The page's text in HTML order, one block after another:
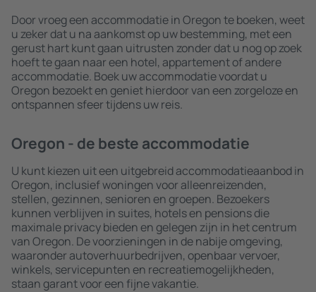
Door vroeg een accommodatie in Oregon te boeken, weet
u zeker dat u na aankomst op uw bestemming, met een
gerust hart kunt gaan uitrusten zonder dat u nog op zoek
hoeft te gaan naar een hotel, appartement of andere
accommodatie. Boek uw accommodatie voordat u
Oregon bezoekt en geniet hierdoor van een zorgeloze en
ontspannen sfeer tijdens uw reis.
Oregon - de beste accommodatie
U kunt kiezen uit een uitgebreid accommodatieaanbod in
Oregon, inclusief woningen voor alleenreizenden,
stellen, gezinnen, senioren en groepen. Bezoekers
kunnen verblijven in suites, hotels en pensions die
maximale privacy bieden en gelegen zijn in het centrum
van Oregon. De voorzieningen in de nabije omgeving,
waaronder autoverhuurbedrijven, openbaar vervoer,
winkels, servicepunten en recreatiemogelijkheden,
staan garant voor een fijne vakantie.